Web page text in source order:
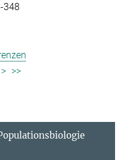
348
> >>